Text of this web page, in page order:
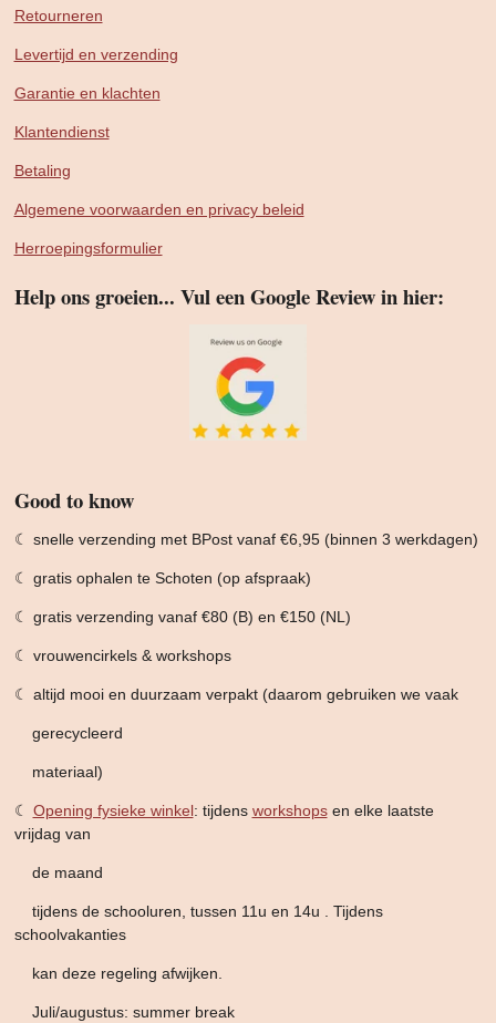
Retourneren
Levertijd en verzending
Garantie en klachten
Klantendienst
Betaling
Algemene voorwaarden en privacy beleid
Herroepingsformulier
Help ons groeien... Vul een Google Review in hier:
Good to know
☾ snelle verzending met BPost vanaf €6,95 (binnen 3 werkdagen)
☾ gratis ophalen te Schoten (op afspraak)
☾ gratis verzending vanaf €80 (B) en €150 (NL)
☾ vrouwencirkels & workshops
☾ altijd mooi en duurzaam verpakt (daarom gebruiken we vaak
gerecycleerd
materiaal)
☾ Opening fysieke winkel: tijdens workshopsen elke laatste
vrijdag van
de maand
tijdens de schooluren, tussen 11u en 14u . Tijdens
schoolvakanties
kan dezeregeling afwijken.
Juli/augustus: summer break